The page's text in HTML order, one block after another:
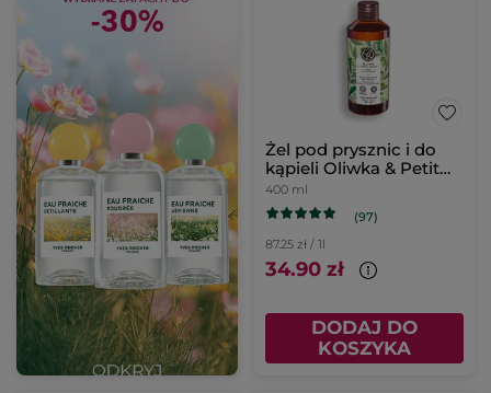
Żel pod prysznic i do
kąpieli Oliwka & Petit
grain 400 ml
400 ml
(97)
87.25 zł / 1l
34.90 zł
DODAJ DO
KOSZYKA